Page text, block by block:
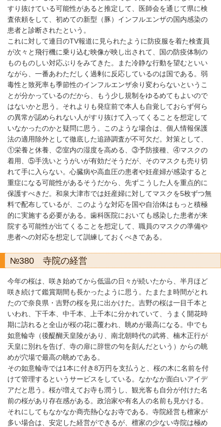
すり抜けている可能性があると推定して、医師会を通じて県に検
査依頼をして、初めての新型（豚）インフルエンザの国内感染の
患者と診断されたという。
これに対して連日のTV報道に見られたように防疫服を着た検査員
が次々と飛行機に乗り込む映像が映し出されて、国の防疫体制の
ものものしい対応ぶりをみてきた。また冷静な行動を望むといい
ながら、一番あわただしく過剰に反応しているのは国である。弱
毒性と致死率も季節性のインフルエンザ余り変わらないというこ
とが分かっているのだから、もう少し規制をゆるめてもよいので
はないかと思う。それよりも発症前で本人も自覚しておらず何ら
の異常が認められない人がすり抜けて入ってくることを想定して
いなかったのかと疑問に思う。このような場合は、個人情報保護
法の適用除外として徹底した追跡調査が不可欠だ。対策として、
①栄養と休養、②室内の湿度を高める、③予防接種、④マスクの
着用、⑤手洗いとうがいが有効だそうだが、そのマスクも売り切
れて手に入らない。心臓病や高血圧の患者や妊産婦が感染すると
重症になる可能性があるそうだから、先ずこうした人を重点的に
保護すべきだ。和泉大津市では妊産婦に対してマスクを5枚ずつ無
料で配布しているが、このような対応を国や自治体はもっと積極
的に実施する必要がある。歯科医院においても感染した患者が来
院する可能性が出てくることを想定して、職員のマスクの準備や
患者への対応を想定して訓練しておくべきである。
№380 寺院の経営
今年の桜は、咲き始めてから低温の日々が続いたから、半月ほど
咲き続けて鑑賞期間も長かったように思う。たまたま時間がとれ
たので奈良県・吉野の桜を見に出かけた。吉野の桜は一目千本と
いわれ、下千本、中千本、上千本に分かれていて、うまく開花時
期に訪れると全山が桜の花に覆われ、眺めが最高になる。中でも
如意輪寺（後醍醐天皇陵があり、南北朝時代の武将、楠木正行が
天皇に別れを告げ、寺の扉に辞世の句を刻んだという）からの眺
めが穴場で最高の眺めである。
その如意輪寺では1本に付き8万円を支払うと、桜の木に名前を付
けて管理するというサービスをしている。なかなか面白いアイデ
アだと思う。桜が増えてお寺も潤うし、観光客も自分が付けた名
前の桜があり存在感がある。政治家や有名人の名前も見かける。
それにしてもなかなか商売熱心なお寺である。寺院経営も檀家が
多い場合は、安定した経営ができるが、檀家の少ない寺院は極め